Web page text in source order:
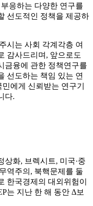
응하는 다양한 연구를
선도적인 정책을 제공하
시는 사회 각계각층 여
감사드리며, 앞으로도
금융에 관한 정책연구를
선도하는 책임 있는 연
에게 신뢰받는 연구기
다.
상화, 브렉시트, 미국·중
역주의, 북핵문제를 둘
한국경제의 대외위험이
는 지난 한 해 동안 Δ보